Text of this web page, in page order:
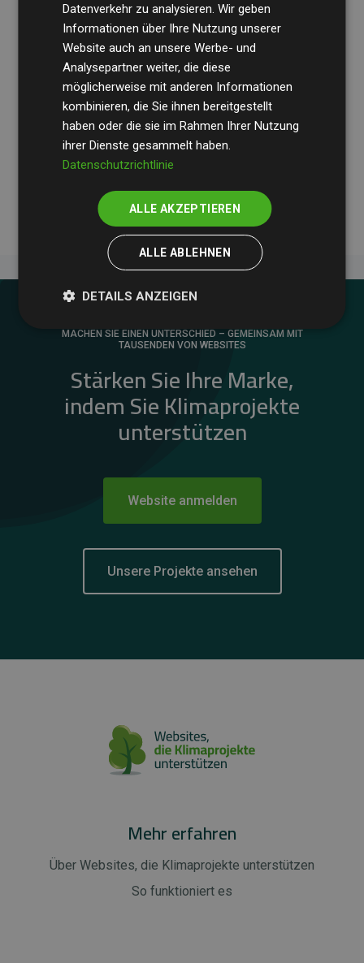
Die Wirtschaftsprüfungsgesellschaft BDOüberprüft
regelmäßig unsere Berechnungen und Methodik, um
Transparenz und Verlässlichkeit sicherzustellen.
Ihre Prüfungen belegen, dass unsere Investitionen in
Klimaschutzprojekte im Durchschnitt200 % der
geschätzten CO₂-Emissionender teilnehmenden
Websites kompensieren – ein klarer Nachweis für die
messbare Klimawirkung unseres Ansatzes.
MACHEN SIE EINEN UNTERSCHIED – GEMEINSAM MIT
TAUSENDEN VON WEBSITES
Stärken Sie Ihre Marke,
indem Sie Klimaprojekte
unterstützen
Website anmelden
Unsere Projekte ansehen
Mehr erfahren
Über Websites, die Klimaprojekte unterstützen
So funktioniert es
Datenverkehr zu analysieren. Wir geben
Informationen über Ihre Nutzung unserer
Website auch an unsere Werbe- und
Analysepartner weiter, die diese
möglicherweise mit anderen Informationen
kombinieren, die Sie ihnen bereitgestellt
haben oder die sie im Rahmen Ihrer Nutzung
ihrer Dienste gesammelt haben.
Datenschutzrichtlinie
ALLE AKZEPTIEREN
ALLE ABLEHNEN
DETAILS ANZEIGEN